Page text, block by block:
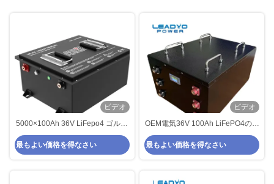
ビデオ
5000×100Ah 36V LiFepo4 ゴルフ
カート バッテリー スマート LCD /
ブルーツ
最もよい価格を得なさい
ビデオ
OEM電気36V 100Ah LiFePO4のゴ
ルフ カート電池の高温保護
最もよい価格を得なさい